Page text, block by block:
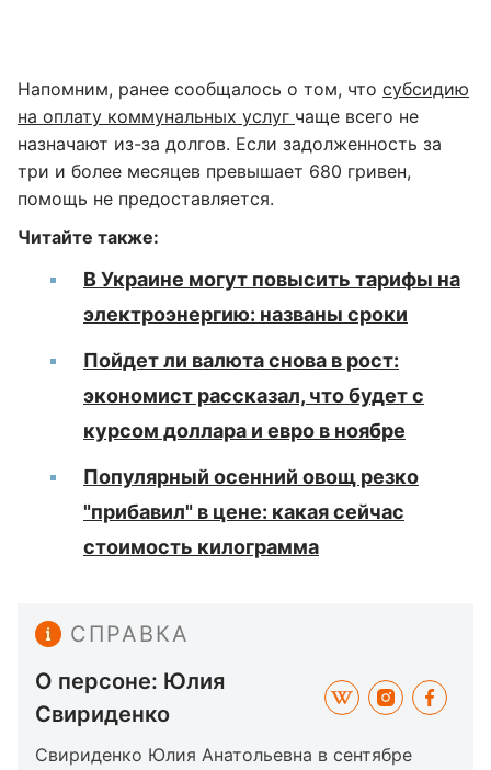
Напомним, ранее сообщалось о том, что субсидию
на оплату коммунальных услуг чаще всего не
назначают из-за долгов. Если задолженность за
три и более месяцев превышает 680 гривен,
помощь не предоставляется.
Читайте также:
В Украине могут повысить тарифы на
электроэнергию: названы сроки
Пойдет ли валюта снова в рост:
экономист рассказал, что будет с
курсом доллара и евро в ноябре
Популярный осенний овощ резко
"прибавил" в цене: какая сейчас
стоимость килограмма
СПРАВКА
О персоне: Юлия
Свириденко
Свириденко Юлия Анатольевна в сентябре